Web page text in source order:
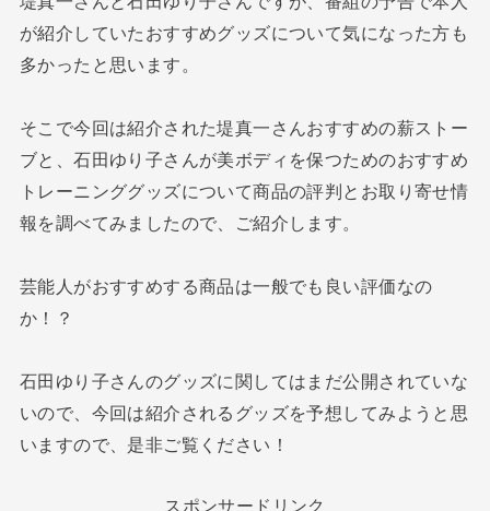
が紹介していたおすすめグッズについて気になった方も
多かったと思います。
そこで今回は紹介された堤真一さんおすすめの薪ストー
ブと、石田ゆり子さんが美ボディを保つためのおすすめ
トレーニンググッズについて商品の評判とお取り寄せ情
報を調べてみましたので、ご紹介します。
芸能人がおすすめする商品は一般でも良い評価なの
か！？
石田ゆり子さんのグッズに関してはまだ公開されていな
いので、今回は紹介されるグッズを予想してみようと思
いますので、是非ご覧ください！
スポンサードリンク